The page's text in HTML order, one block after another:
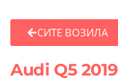
СИТЕ ВОЗИЛА
Audi Q5 2019